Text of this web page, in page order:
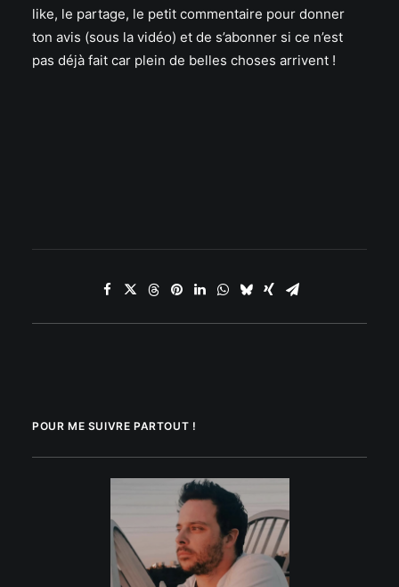
like, le partage, le petit commentaire pour donner
ton avis (sous la vidéo) et de s’abonner si ce n’est
pas déjà fait car plein de belles choses arrivent !
POUR ME SUIVRE PARTOUT !